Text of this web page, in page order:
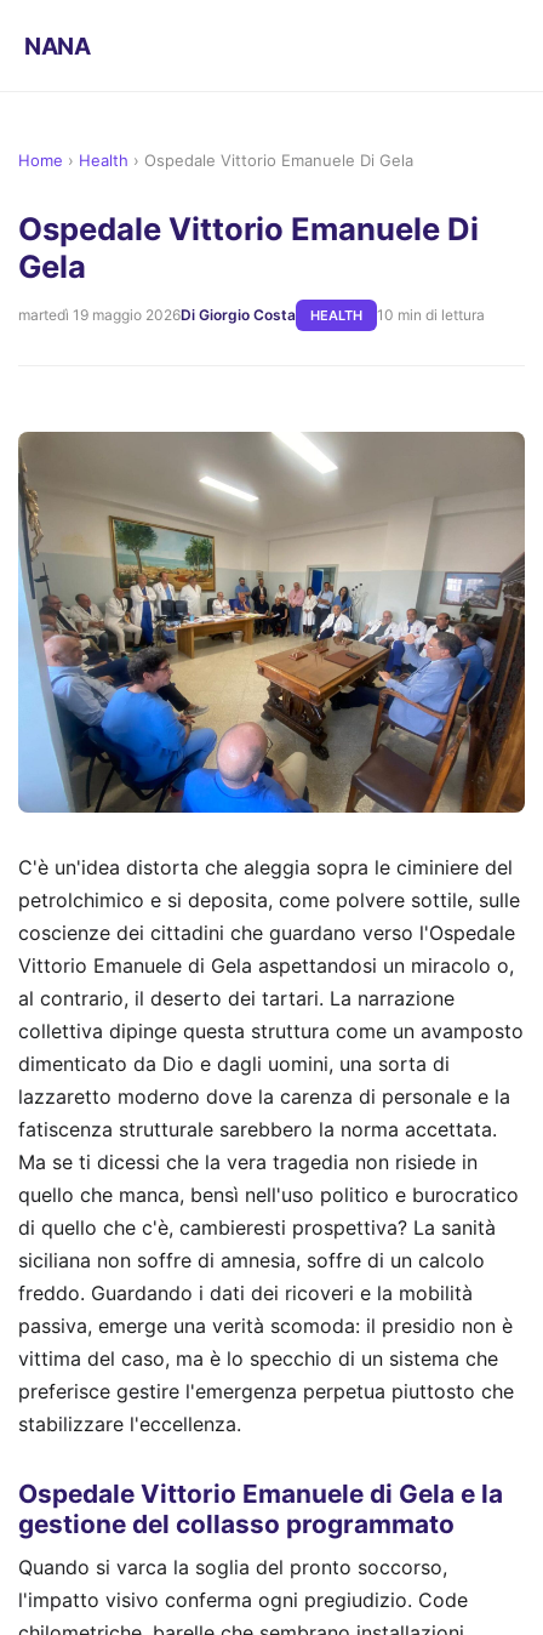
NANA
Home › Health › Ospedale Vittorio Emanuele Di Gela
Ospedale Vittorio Emanuele Di
Gela
martedì 19 maggio 2026Di Giorgio Costa HEALTH 10 min di lettura
C'è un'idea distorta che aleggia sopra le ciminiere del
petrolchimico e si deposita, come polvere sottile, sulle
coscienze dei cittadini che guardano verso l'Ospedale
Vittorio Emanuele di Gela aspettandosi un miracolo o,
al contrario, il deserto dei tartari. La narrazione
collettiva dipinge questa struttura come un avamposto
dimenticato da Dio e dagli uomini, una sorta di
lazzaretto moderno dove la carenza di personale e la
fatiscenza strutturale sarebbero la norma accettata.
Ma se ti dicessi che la vera tragedia non risiede in
quello che manca, bensì nell'uso politico e burocratico
di quello che c'è, cambieresti prospettiva? La sanità
siciliana non soffre di amnesia, soffre di un calcolo
freddo. Guardando i dati dei ricoveri e la mobilità
passiva, emerge una verità scomoda: il presidio non è
vittima del caso, ma è lo specchio di un sistema che
preferisce gestire l'emergenza perpetua piuttosto che
stabilizzare l'eccellenza.
Ospedale Vittorio Emanuele di Gela e la
gestione del collasso programmato
Quando si varca la soglia del pronto soccorso,
l'impatto visivo conferma ogni pregiudizio. Code